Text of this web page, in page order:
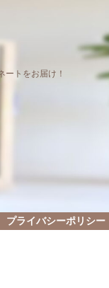
ートをお届け！
プライバシーポリシー